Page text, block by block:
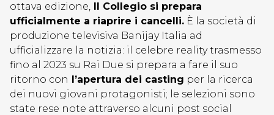
ottava edizione, Il Collegio si prepara
ufficialmente a riaprire i cancelli. È la società di
produzione televisiva Banijay Italia ad
ufficializzare la notizia: il celebre reality trasmesso
fino al 2023 su Rai Due si prepara a fare il suo
ritorno con l’apertura dei casting per la ricerca
dei nuovi giovani protagonisti; le selezioni sono
state rese note attraverso alcuni post social